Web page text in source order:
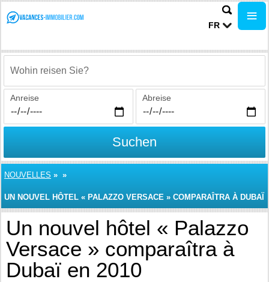
FR
Wohin reisen Sie?
Anreise Abreise
Suchen
NOUVELLES » »
UN NOUVEL HÔTEL « PALAZZO VERSACE » COMPARAÎTRA À DUBAÏ
EN 2010
Un nouvel hôtel « Palazzo
Versace » comparaîtra à
Dubaï en 2010